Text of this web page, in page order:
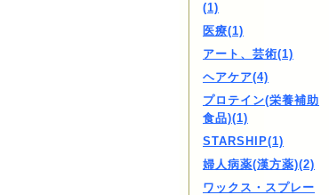
(1)
医療(1)
アート、芸術(1)
ヘアケア(4)
プロテイン(栄養補助
食品)(1)
STARSHIP(1)
婦人病薬(漢方薬)(2)
ワックス・スプレー